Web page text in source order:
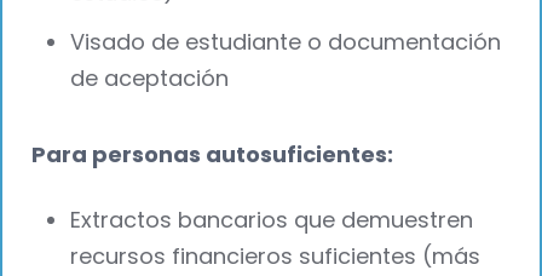
Visado de estudiante o documentación
de aceptación
Para personas autosuficientes:
Extractos bancarios que demuestren
recursos financieros suficientes (más